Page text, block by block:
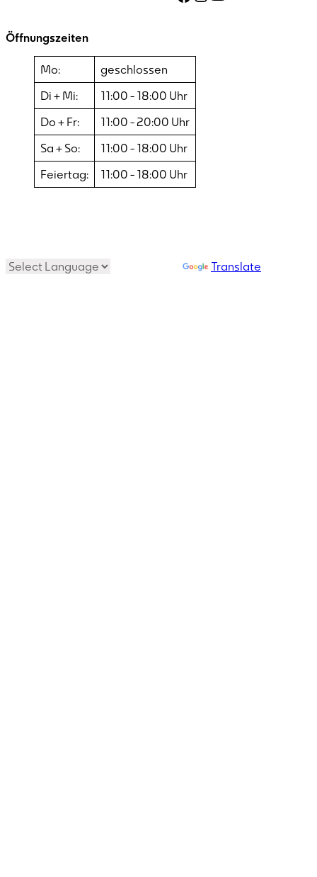
Öffnungszeiten
Mo:
geschlossen
Di + Mi:
11:00 - 18:00 Uhr
Do + Fr:
11:00 - 20:00 Uhr
Sa + So:
11:00 - 18:00 Uhr
Feiertag:
11:00 - 18:00 Uhr
Translate